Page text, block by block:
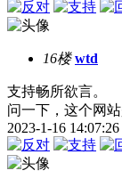
16楼 wtd
支持畅所欲言。
问一下，这个网
2023-1-16 14:07:26